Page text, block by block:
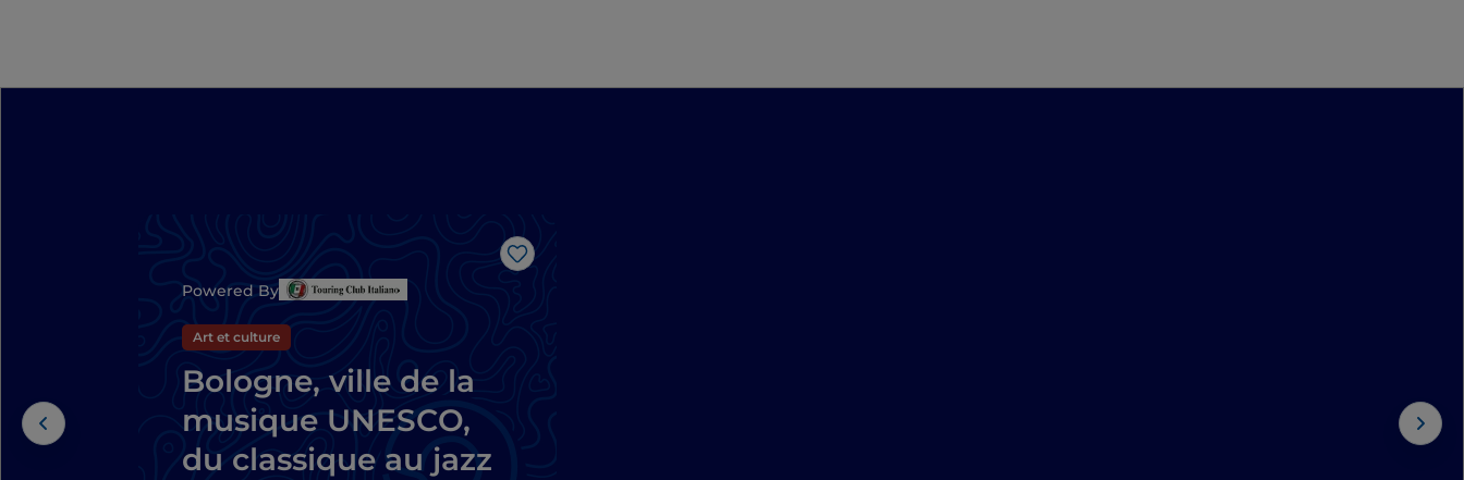
J’aime
Powered By
Art et culture
Bologne, ville de la
musique UNESCO,
du classique au jazz